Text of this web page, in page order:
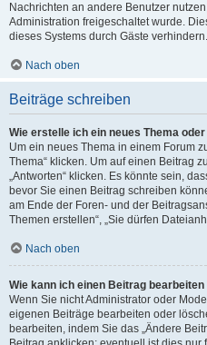
Nachrichten an andere Benutzer
Administration freigeschaltet wurde.
dieses Systems durch Gäste verhindern.
Nach oben
Beiträge schreiben
Wie erstelle ich ein neues Thema
Um ein neues Thema in einem Forum
Thema“ klicken. Um auf einen Beitrag
„Antworten“ klicken. Es könnte sein,
bevor Sie einen Beitrag schreiben
am Ende der Foren- und der
Themen erstellen“, „Sie dürfen
Nach oben
Wie kann ich einen Beitrag
Wenn Sie nicht Administrator oder
eigenen Beiträge bearbeiten oder
bearbeiten, indem Sie das „Ändere